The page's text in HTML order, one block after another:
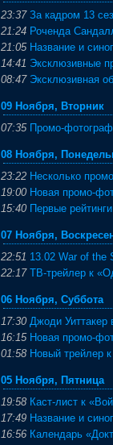
23:37 За кадром 13
21:24 Роченда
21:05 Название и
14:41 Эксклюзивные
08:47 Эксклюзивная
09 Ноября, Вторник
07:35 Промо-
08 Ноября,
23:22 Несколько
19:00 Новая промо-
15:40 Первые
07 Ноября,
22:51 13.02 War of the
22:17 ТВ-трейлер к
06 Ноября, Суббота
17:30 Джоди Уиттакер
16:15 Новая промо-
01:58 Новый трейлер
05 Ноября, Пятница
19:58 Каст-лист к
17:49 Название и
16:56 Календарь